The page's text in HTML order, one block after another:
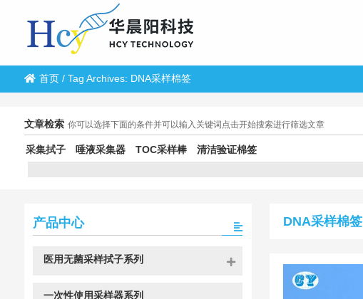
首页/ Tag Archives: DNA采样棉签
文章检索 你可以选择下面的条件并可以输入关键词点击开始搜索进行筛选文章
采集拭子 唾液采集器 TOC采样棒 清洁验证棉签
DNA采样棉签
产品中心
医用无菌采样拭子系列
一次性使用采样器系列